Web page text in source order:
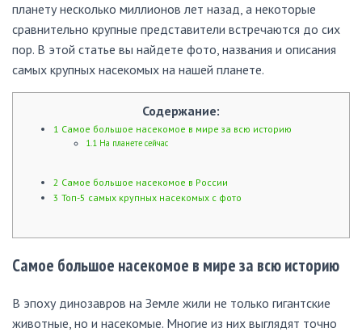
планету несколько миллионов лет назад, а некоторые
сравнительно крупные представители встречаются до сих
пор. В этой статье вы найдете фото, названия и описания
самых крупных насекомых на нашей планете.
Содержание:
1 Самое большое насекомое в мире за всю историю
1.1 На планете сейчас
2 Самое большое насекомое в России
3 Топ-5 самых крупных насекомых с фото
Самое большое насекомое в мире за всю историю
В эпоху динозавров на Земле жили не только гигантские
животные, но и насекомые. Многие из них выглядят точно